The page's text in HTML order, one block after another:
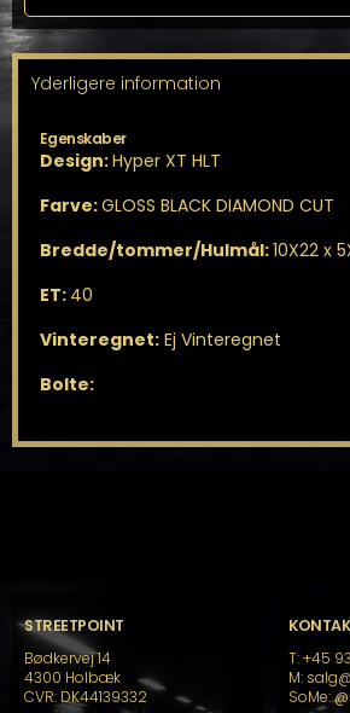
5X120
Yderligere information
Egenskaber
Design:Hyper XT HLT
Farve:GLOSS BLACK DIAMOND CUT
Bredde/tommer/Hulmål:10X22 x
ET: 40
Vinteregnet:Ej Vinteregnet
Bolte:
STREETPOINT
Bødkervej 14
4300 Holbæk
CVR: DK44139332
T: +45
M:
SoMe: